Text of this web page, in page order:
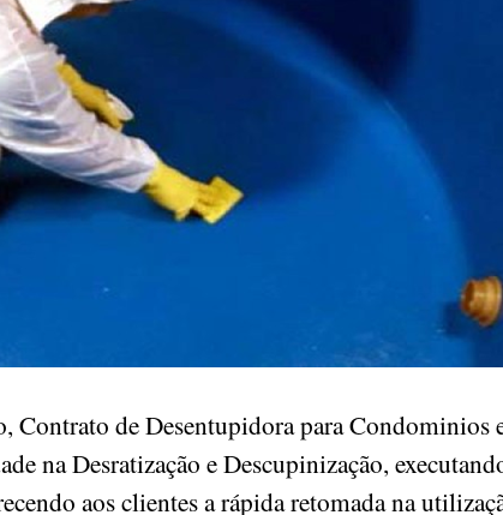
de Desentupidora para Condominios
na Desratização e Descupinização,
aos clientes a rápida retomada na